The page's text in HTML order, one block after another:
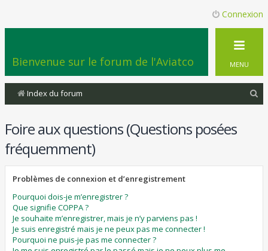
Connexion
Bienvenue sur le forum de l'Aviatco MENU
Index du forum
Foire aux questions (Questions posées
fréquemment)
Problèmes de connexion et d’enregistrement
Pourquoi dois-je m’enregistrer ?
Que signifie COPPA ?
Je souhaite m’enregistrer, mais je n’y parviens pas !
Je suis enregistré mais je ne peux pas me connecter !
Pourquoi ne puis-je pas me connecter ?